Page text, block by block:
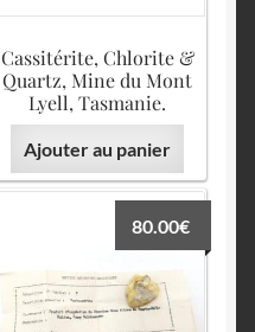
Cassitérite, Chlorite &
Quartz, Mine du Mont
Lyell, Tasmanie.
Ajouter au panier
80.00€